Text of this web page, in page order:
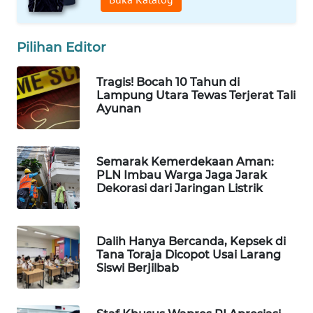
Pilihan Editor
Tragis! Bocah 10 Tahun di
Lampung Utara Tewas Terjerat Tali
Ayunan
Semarak Kemerdekaan Aman:
PLN Imbau Warga Jaga Jarak
Dekorasi dari Jaringan Listrik
Dalih Hanya Bercanda, Kepsek di
Tana Toraja Dicopot Usai Larang
Siswi Berjilbab
WAHANA
WAHANA
UMKM
WAHANA
WAHANA
PERSONA
WAHANA
OTOMOTIF
WAHANA
HEALTH